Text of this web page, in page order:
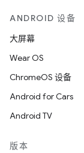
ANDROID 设备
大屏幕
Wear OS
ChromeOS 设备
Android for Cars
Android TV
版本